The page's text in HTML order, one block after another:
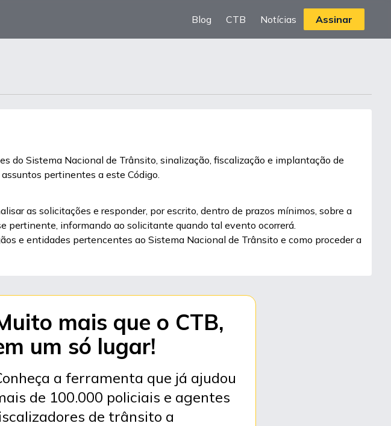
Blog CTB Notícias Assinar
do Sistema Nacional de Trânsito, sinalização, fiscalização e implantação de
pertinentes a este Código.
as solicitações e responder, por escrito, dentro de prazos mínimos, sobre a
pertinente, informando ao solicitante quando tal evento ocorrerá.
e entidades pertencentes ao Sistema Nacional de Trânsito e como proceder a
mais que o CTB,
um só lugar!
a ferramenta que já ajudou
de 100.000 policiais e agentes
de trânsito a